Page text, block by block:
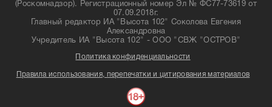
(Роскомнадзор). Регистрационный номер Эл № ФС77-73619 от
07.09.2018г.
Главный редактор ИА "Высота 102" Соколова Евгения
Александровна
Учредитель ИА "Высота 102" - ООО "СВЖ "ОСТРОВ"
Политика конфиденциальности
Правила использования, перепечатки и цитирования материалов